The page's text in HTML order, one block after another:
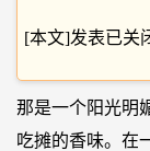
[本文]发表已关
那是一个阳光明
吃摊的香味。在